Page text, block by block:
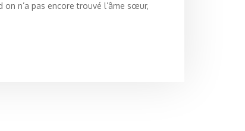
n’a pas encore trouvé l’âme sœur,